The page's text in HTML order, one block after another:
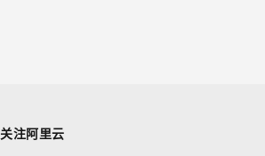
关注阿里云